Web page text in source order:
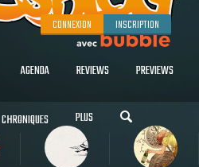
CONNEXION INSCRIPTION
AGENDA REVIEWS PREVIEWS
CHRONIQUES PLUS